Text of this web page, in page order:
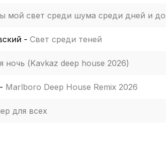
мой свет среди шума среди дней и
- Свет среди теней
ночь (Kavkaz deep house 2026)
- Marlboro Deep House Remix 2026
для всех